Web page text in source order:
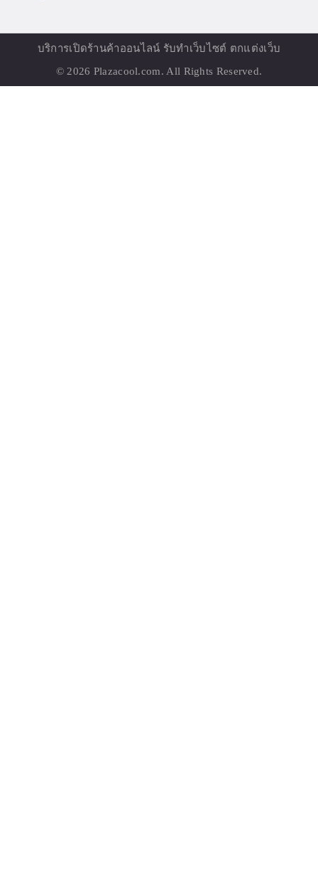
บริการเปิดร้านค้าออนไลน์ รับทำเว็บไซต์ ตกแต่งเว็บ
© 2026 Plazacool.com. All Rights Reserved.